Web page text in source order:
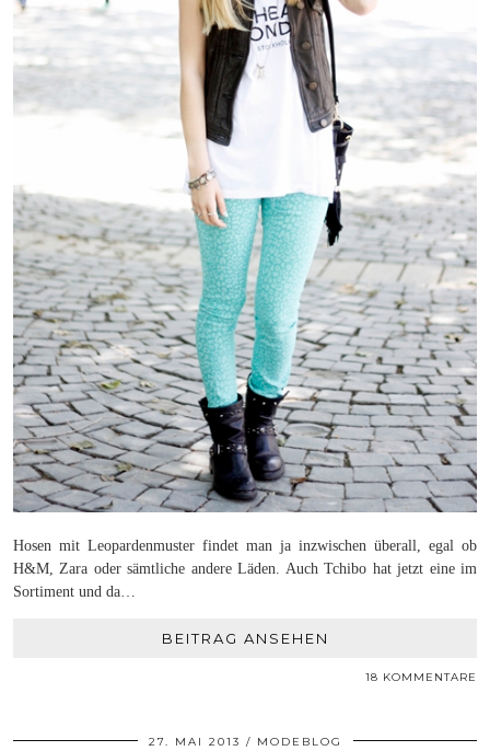
Hosen mit Leopardenmuster findet man ja inzwischen überall, egal ob
H&M, Zara oder sämtliche andere Läden. Auch Tchibo hat jetzt eine im
Sortiment und da…
BEITRAG ANSEHEN
18 KOMMENTARE
27. MAI 2013 MODEBLOG